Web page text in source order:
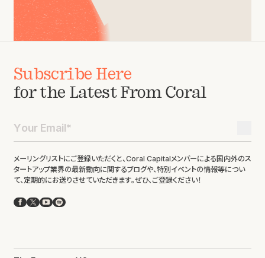
Subscribe Here
for the Latest From Coral
メーリングリストにご登録いただくと、Coral Capitalメンバーによる国内外のス
タートアップ業界の最新動向に関するブログや、特別イベントの情報等につい
て、定期的にお送りさせていただきます。ぜひ、ご登録ください！
Facebook
X YouTube
Spotify